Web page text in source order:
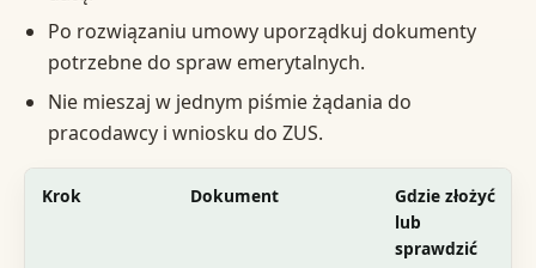
Po rozwiązaniu umowy uporządkuj dokumenty
potrzebne do spraw emerytalnych.
Nie mieszaj w jednym piśmie żądania do
pracodawcy i wniosku do ZUS.
Krok Dokument
Gdzie złożyć
lub
sprawdzić